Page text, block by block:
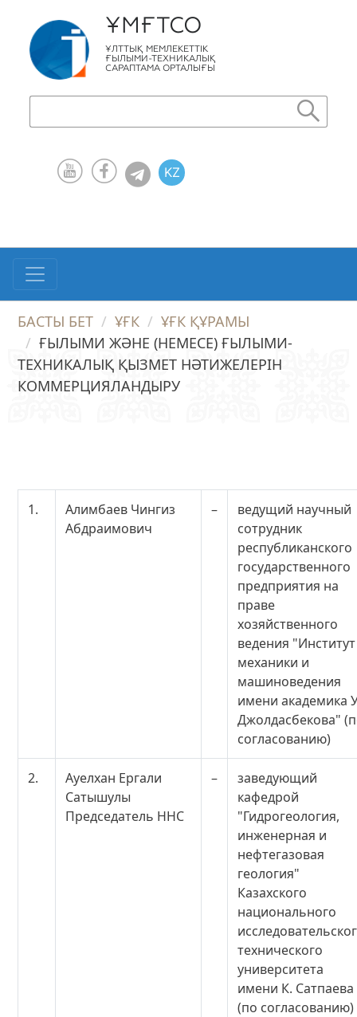
ҰМҒТСО
ҰЛТТЫҚ МЕМЛЕКЕТТІК
ҒЫЛЫМИ-ТЕХНИКАЛЫҚ
САРАПТАМА ОРТАЛЫҒЫ
KZ
БАСТЫ БЕТ ҰҒК
ҰҒК ҚҰРАМЫ
ҒЫЛЫМИ ЖӘНЕ (НЕМЕСЕ) ҒЫЛЫМИ-
ТЕХНИКАЛЫҚ ҚЫЗМЕТ НӘТИЖЕЛЕРІН
КОММЕРЦИЯЛАНДЫРУ
1.
Алимбаев Чингиз
Абдраимович
–
ведущий научный
сотрудник
республиканского
государственного
предприятия на
праве
хозяйственного
ведения "Институт
механики и
машиноведения
имени академика
Джолдасбекова"
согласованию)
2.
Ауелхан Ергали
Сатышулы
Председатель ННС
–
заведующий
кафедрой
"Гидрогеология,
инженерная и
нефтегазовая
геология"
Казахского
национального
технического
университета
имени К. Сатпаева
(по согласованию)